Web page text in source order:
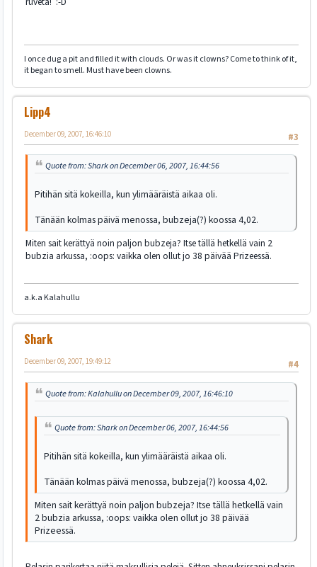
I once dug a pit and filled it with clouds. Or was it clowns? Come to think of it,
it began to smell. Must have been clowns.
Lipp4
#3
December 09, 2007, 16:46:10
Quote from: Shark on December 06, 2007, 16:44:56
Pitihän sitä kokeilla, kun ylimääräistä aikaa oli.
Tänään kolmas päivä menossa, bubzeja(?) koossa 4,02.
Miten sait kerättyä noin paljon bubzeja? Itse tällä hetkellä vain 2
bubzia arkussa, :oops: vaikka olen ollut jo 38 päivää Prizeessä.
a.k.a Kalahullu
Shark
#4
December 09, 2007, 19:49:12
Quote from: Kalahullu on December 09, 2007, 16:46:10
Quote from: Shark on December 06, 2007, 16:44:56
Pitihän sitä kokeilla, kun ylimääräistä aikaa oli.
Tänään kolmas päivä menossa, bubzeja(?) koossa 4,02.
Miten sait kerättyä noin paljon bubzeja? Itse tällä hetkellä vain
2 bubzia arkussa, :oops: vaikka olen ollut jo 38 päivää
Prizeessä.